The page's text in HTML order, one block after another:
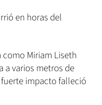
en horas del
Miriam Liseth
a varios metros de
impacto falleció